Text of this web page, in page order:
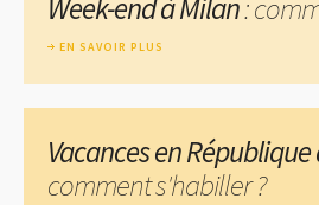
Week-end à Milan:
EN SAVOIR PLUS
Vacances en
comment s'habiller ?